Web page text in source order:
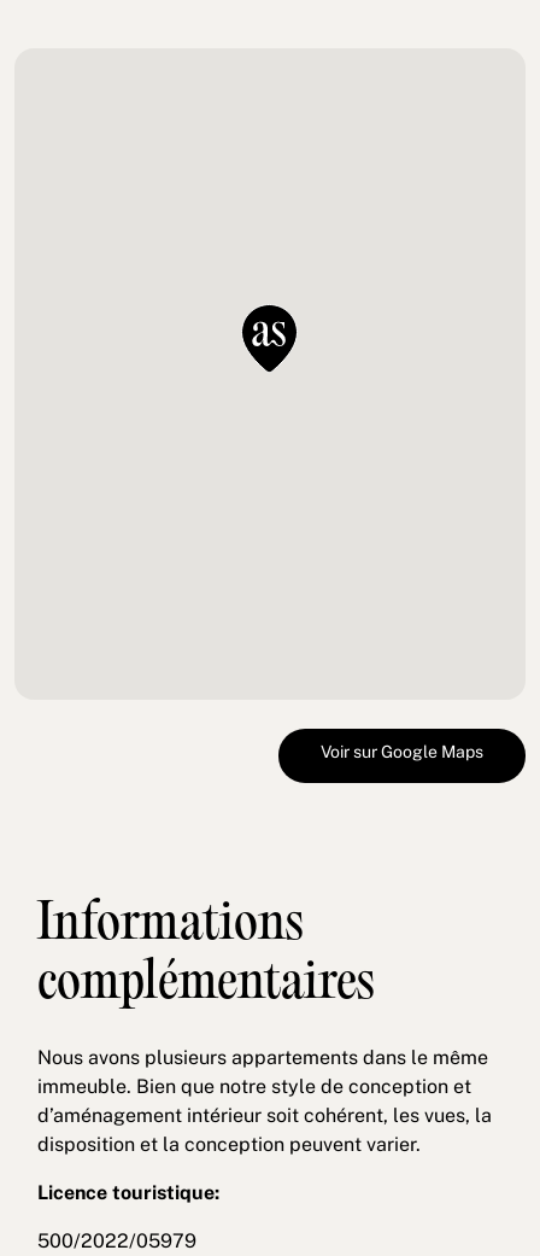
Voir sur Google Maps
Informations
complémentaires
Nous avons plusieurs appartements dans le même
immeuble. Bien que notre style de conception et
d’aménagement intérieur soit cohérent, les vues, la
disposition et la conception peuvent varier.
Licence touristique:
500/2022/05979